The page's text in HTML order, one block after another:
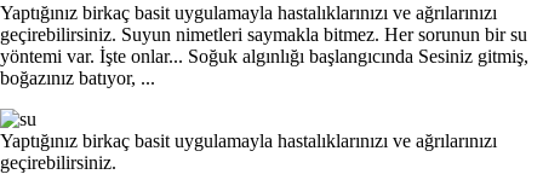
Yaptığınız birkaç basit uygulamayla hastalıklarınızı ve ağrılarınızı
geçirebilirsiniz. Suyun nimetleri saymakla bitmez. Her sorunun bir su
yöntemi var. İşte onlar... Soğuk algınlığı başlangıcında Sesiniz gitmiş,
boğazınız batıyor, ...
Yaptığınız birkaç basit uygulamayla hastalıklarınızı ve ağrılarınızı
geçirebilirsiniz.